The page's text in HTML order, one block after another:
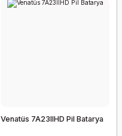
Venatüs 7A23IIHD Pil Batarya